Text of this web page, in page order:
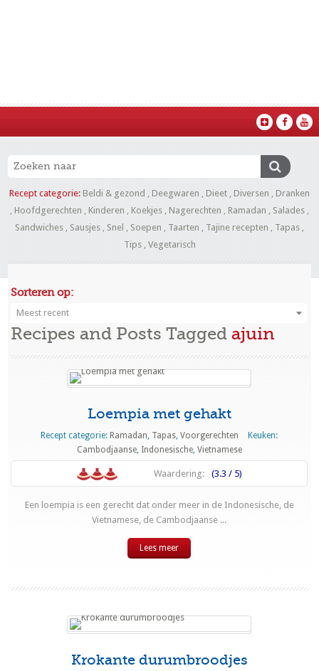
Recept categorie: Beldi & gezond , Deegwaren , Dieet , Diversen , Dranken
, Hoofdgerechten , Kinderen , Koekjes , Nagerechten , Ramadan , Salades ,
Sandwiches , Sausjes , Snel , Soepen , Taarten , Tajine recepten , Tapas ,
Tips, Vegetarisch
Sorteren op:
Meest recent
Recipes and Posts Taggedajuin
Loempia met gehakt
Recept categorie: Ramadan, Tapas,Voorgerechten
Keuken:
Cambodjaanse, Indonesische, Vietnamese
Waardering: (3.3 / 5)
Een loempia is een gerecht dat onder meer in de Indonesische, de
Vietnamese, de Cambodjaanse ...
Lees meer
Krokante durumbroodjes